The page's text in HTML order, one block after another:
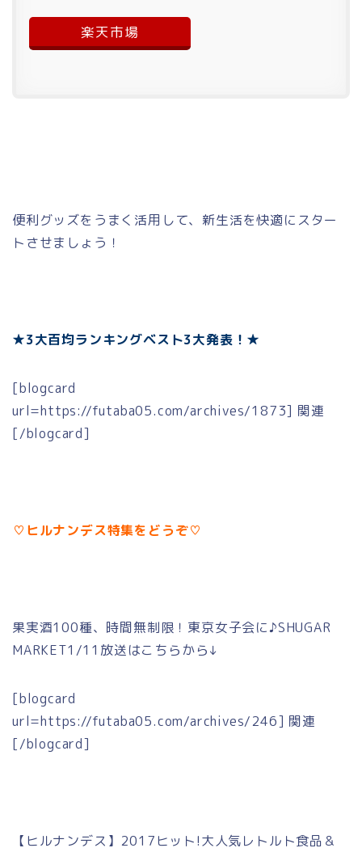
楽天市場
便利グッズをうまく活用して、新生活を快適にスター
トさせましょう！
★3大百均ランキングベスト3大発表！★
[blogcard
url=https://futaba05.com/archives/1873] 関連
[/blogcard]
♡ヒルナンデス特集をどうぞ♡
果実酒100種、時間無制限！東京女子会に♪SHUGAR
MARKET1/11放送はこちらから↓
[blogcard
url=https://futaba05.com/archives/246] 関連
[/blogcard]
【ヒルナンデス】2017ヒット!大人気レトルト食品＆